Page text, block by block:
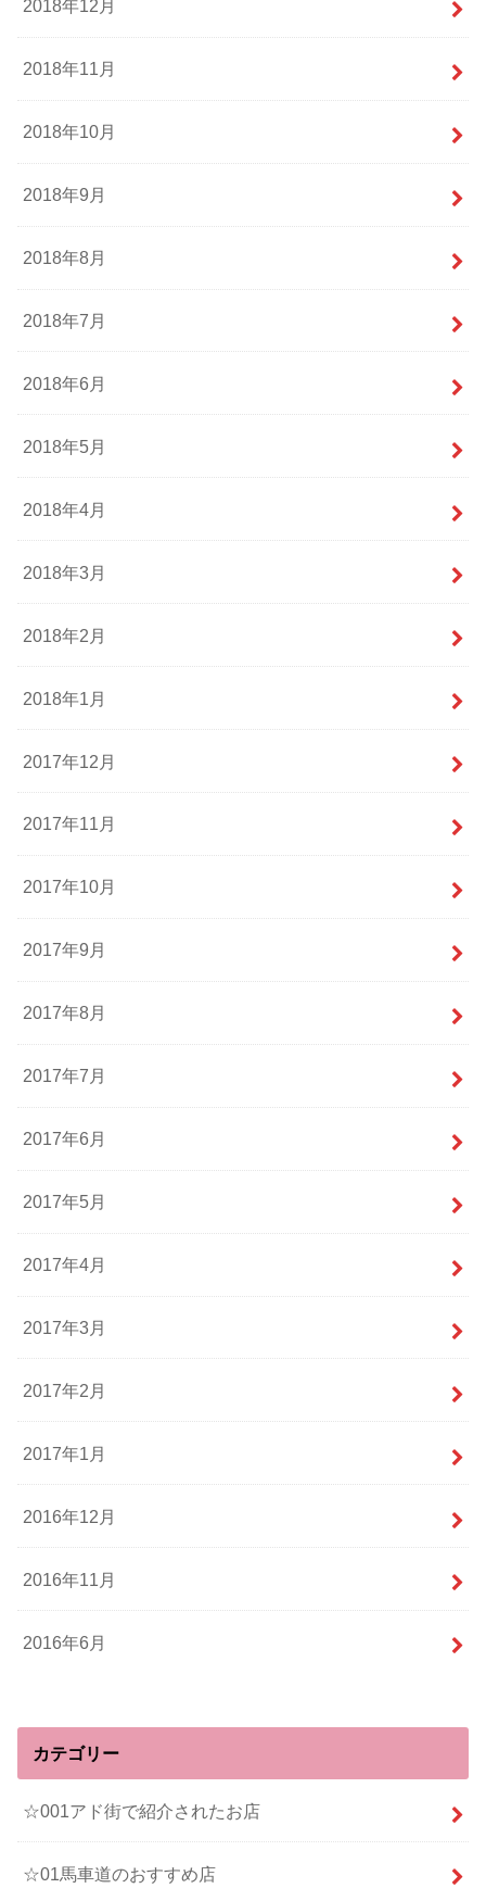
2018年12月
2018年11月
2018年10月
2018年9月
2018年8月
2018年7月
2018年6月
2018年5月
2018年4月
2018年3月
2018年2月
2018年1月
2017年12月
2017年11月
2017年10月
2017年9月
2017年8月
2017年7月
2017年6月
2017年5月
2017年4月
2017年3月
2017年2月
2017年1月
2016年12月
2016年11月
2016年6月
カテゴリー
☆001アド街で紹介されたお店
☆01馬車道のおすすめ店